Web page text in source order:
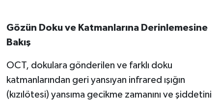
Gözün Doku ve Katmanlarına Derinlemesine
Bakış
OCT, dokulara gönderilen ve farklı doku
katmanlarından geri yansıyan infrared ışığın
(kızılötesi) yansıma gecikme zamanını ve şiddetini